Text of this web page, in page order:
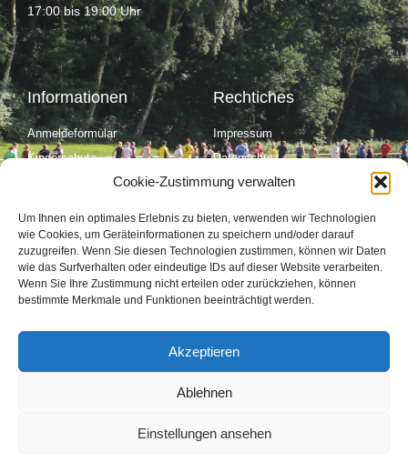
Cookie-Zustimmung verwalten
Um Ihnen ein optimales Erlebnis zu bieten, verwenden wir Technologien
wie Cookies, um Geräteinformationen zu speichern und/oder darauf
zuzugreifen. Wenn Sie diesen Technologien zustimmen, können wir Daten
wie das Surfverhalten oder eindeutige IDs auf dieser Website verarbeiten.
Wenn Sie Ihre Zustimmung nicht erteilen oder zurückziehen, können
bestimmte Merkmale und Funktionen beeinträchtigt werden.
Akzeptieren
Ablehnen
Einstellungen ansehen
17:00 bis 19:00 Uhr
Informationen
Anmeldeformular
Kinderschutz
Rechtiches
Impressum
Datenschutz
Cookie Richtinie (EU)
Social Media
F
c
T
i
Y
u
I
s
© 2024 TV 1890 Mengede e.V., Dortmund.
Powered by nipkowmedia.